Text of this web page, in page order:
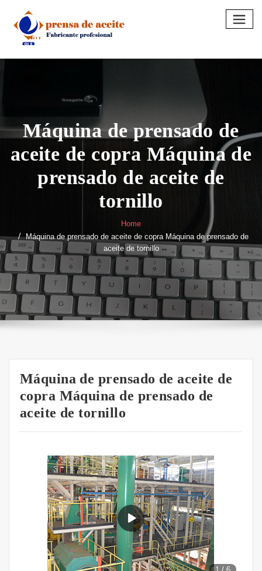
content
Máquina de prensado de
aceite de copra Máquina de
prensado de aceite de
tornillo
Home
Máquina de prensado de aceite de copra Máquina de prensado de
aceite de tornillo
Máquina de prensado de aceite de
copra Máquina de prensado de
aceite de tornillo